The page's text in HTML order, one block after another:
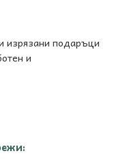
изрязани подаръци
и